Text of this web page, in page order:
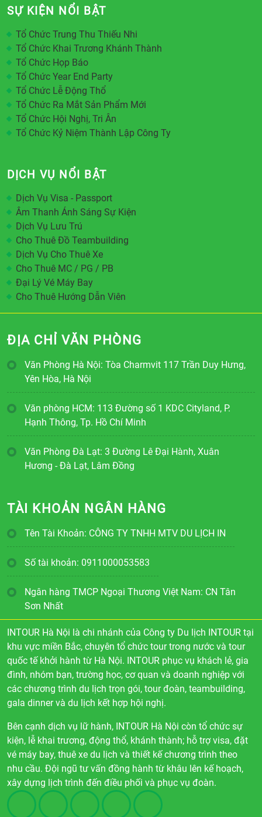
SỰ KIỆN NỔI BẬT
Tổ Chức Trung Thu Thiếu Nhi
Tổ Chức Khai Trương Khánh Thành
Tổ Chức Họp Báo
Tổ Chức Year End Party
Tổ Chức Lễ Động Thổ
Tổ Chức Ra Mắt Sản Phẩm Mới
Tổ Chức Hội Nghị, Tri Ân
Tổ Chức Kỷ Niệm Thành Lập Công Ty
DỊCH VỤ NỔI BẬT
Dịch Vụ Visa - Passport
Âm Thanh Ánh Sáng Sự Kiện
Dịch Vụ Lưu Trú
Cho Thuê Đồ Teambuilding
Dịch Vụ Cho Thuê Xe
Cho Thuê MC / PG / PB
Đại Lý Vé Máy Bay
Cho Thuê Hướng Dẫn Viên
ĐỊA CHỈ VĂN PHÒNG
Văn Phòng Hà Nội: Tòa Charmvit 117 Trần Duy Hưng,
Yên Hòa, Hà Nội
Văn phòng HCM: 113 Đường số 1 KDC Cityland, P.
Hạnh Thông, Tp. Hồ Chí Minh
Văn Phòng Đà Lạt: 3 Đường Lê Đại Hành, Xuân
Hương - Đà Lạt, Lâm Đồng
TÀI KHOẢN NGÂN HÀNG
Tên Tài Khoản: CÔNG TY TNHH MTV DU LỊCH IN
Số tài khoản: 0911000053583
Ngân hàng TMCP Ngoại Thương Việt Nam: CN Tân
Sơn Nhất
INTOUR Hà Nội là chi nhánh của Công ty Du lịch INTOUR tại
khu vực miền Bắc, chuyên tổ chức tour trong nước và tour
quốc tế khởi hành từ Hà Nội. INTOUR phục vụ khách lẻ, gia
đình, nhóm bạn, trường học, cơ quan và doanh nghiệp với
các chương trình du lịch trọn gói, tour đoàn, teambuilding,
gala dinner và du lịch kết hợp hội nghị.
Bên cạnh dịch vụ lữ hành, INTOUR Hà Nội còn tổ chức sự
kiện, lễ khai trương, động thổ, khánh thành; hỗ trợ visa, đặt
vé máy bay, thuê xe du lịch và thiết kế chương trình theo
nhu cầu. Đội ngũ tư vấn đồng hành từ khâu lên kế hoạch,
xây dựng lịch trình đến điều phối và phục vụ đoàn.